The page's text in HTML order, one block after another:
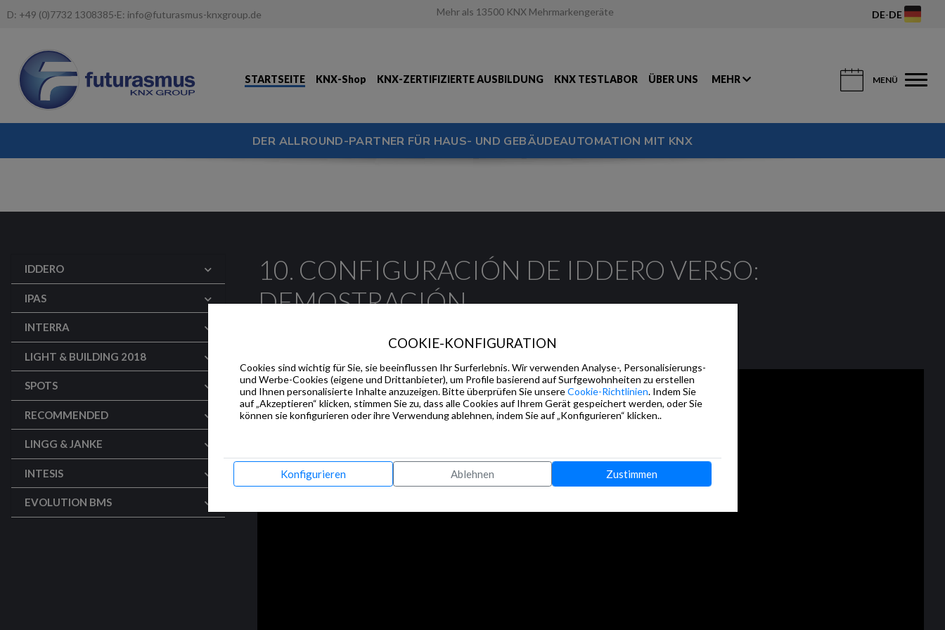
D: +49 (0)7732 1308385·E: info@futurasmus-knxgroup.de Mehr als 13500 KNX Mehrmarkengeräte DE-DE
STARTSEITE KNX-Shop KNX-ZERTIFIZIERTE AUSBILDUNG KNX TESTLABOR ÜBER UNS MEHR MENÜ
DER ALLROUND-PARTNER FÜR HAUS- UND GEBÄUDEAUTOMATION MIT KNX
IDDERO
IPAS
INTERRA
LIGHT & BUILDING 2018
SPOTS
RECOMMENDED
LINGG & JANKE
INTESIS
EVOLUTION BMS
10. CONFIGURACIÓN DE IDDERO VERSO:
DEMOSTRACIÓN
COOKIE-KONFIGURATION
Cookies sind wichtig für Sie, sie beeinflussen Ihr Surferlebnis. Wir verwenden Analyse-, Personalisierungs-
und Werbe-Cookies (eigene und Drittanbieter), um Profile basierend auf Surfgewohnheiten zu erstellen
und Ihnen personalisierte Inhalte anzuzeigen. Bitte überprüfen Sie unsereCookie-Richtlinien. Indem Sie
auf „Akzeptieren“ klicken, stimmen Sie zu, dass alle Cookies auf Ihrem Gerät gespeichert werden, oder Sie
können sie konfigurieren oder ihre Verwendung ablehnen, indem Sie auf „Konfigurieren“ klicken..
Konfigurieren Ablehnen Zustimmen